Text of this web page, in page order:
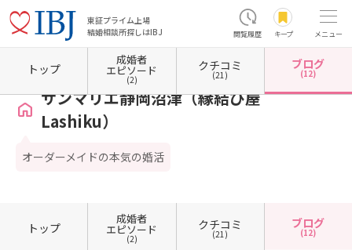
東証プライム上場
結婚相談所探しはIBJ
閲覧履歴 キープ メニュー
ホーム 静岡県の結婚相談所 静岡県沼津市 サンマリエ静岡沼津（縁結び屋Lashiku）
サンマリエ静岡沼津（縁結び屋
Lashiku）
オーダーメイドの本気の婚活
トップ
成婚者
エピソード
(2)
クチコミ
(21)
ブログ
(12)
トップ
成婚者
エピソード
(2)
クチコミ
(21)
ブログ
(12)